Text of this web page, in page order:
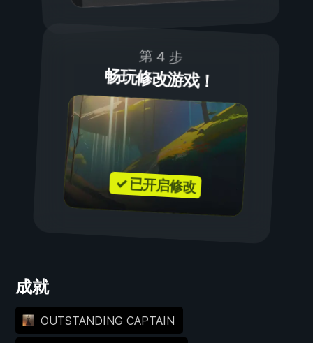
第 4 步
畅玩修改游戏！
✓ 已开启修改
成就
OUTSTANDING CAPTAIN